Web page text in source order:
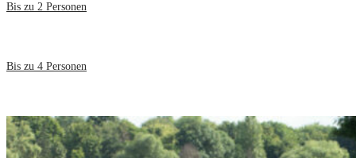
Bis zu 2 Personen
Bis zu 4 Personen